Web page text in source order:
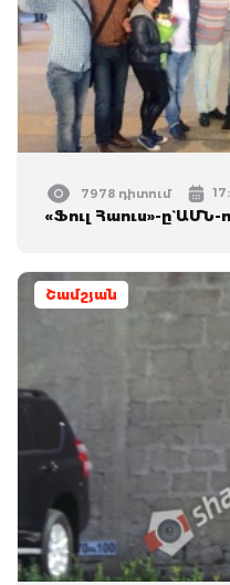
7978 դիտում
«Ֆուլ Հաուս»-ը` ԱՄՆ-
Շամշյան